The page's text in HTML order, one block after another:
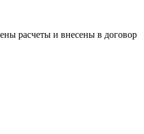
расчеты и внесены в договор